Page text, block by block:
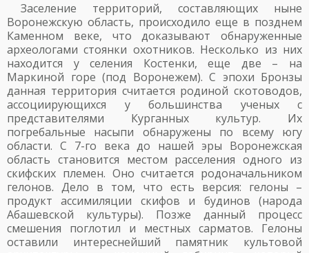
Заселение территорий, составляющих ныне
Воронежскую область, происходило еще в позднем
Каменном веке, что доказывают обнаруженные
археологами стоянки охотников. Несколько из них
находится у селения Костенки, еще две – на
Маркиной горе (под Воронежем). С эпохи Бронзы
данная территория считается родиной скотоводов,
ассоциирующихся у большинства ученых с
представителями Курганных культур. Их
погребальные насыпи обнаружены по всему югу
области. С 7-го века до нашей эры Воронежская
область становится местом расселения одного из
скифских племен. Оно считается родоначальником
гелонов. Дело в том, что есть версия: гелоны –
продукт ассимиляции скифов и будинов (народа
Абашевской культуры). Позже данный процесс
смешения поглотил и местных сарматов. Гелоны
оставили интереснейший памятник культовой